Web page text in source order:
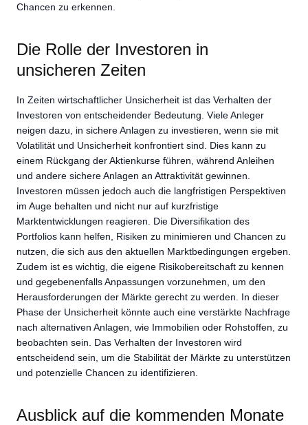
Chancen zu erkennen.
Die Rolle der Investoren in
unsicheren Zeiten
In Zeiten wirtschaftlicher Unsicherheit ist das Verhalten der
Investoren von entscheidender Bedeutung. Viele Anleger
neigen dazu, in sichere Anlagen zu investieren, wenn sie mit
Volatilität und Unsicherheit konfrontiert sind. Dies kann zu
einem Rückgang der Aktienkurse führen, während Anleihen
und andere sichere Anlagen an Attraktivität gewinnen.
Investoren müssen jedoch auch die langfristigen Perspektiven
im Auge behalten und nicht nur auf kurzfristige
Marktentwicklungen reagieren. Die Diversifikation des
Portfolios kann helfen, Risiken zu minimieren und Chancen zu
nutzen, die sich aus den aktuellen Marktbedingungen ergeben.
Zudem ist es wichtig, die eigene Risikobereitschaft zu kennen
und gegebenenfalls Anpassungen vorzunehmen, um den
Herausforderungen der Märkte gerecht zu werden. In dieser
Phase der Unsicherheit könnte auch eine verstärkte Nachfrage
nach alternativen Anlagen, wie Immobilien oder Rohstoffen, zu
beobachten sein. Das Verhalten der Investoren wird
entscheidend sein, um die Stabilität der Märkte zu unterstützen
und potenzielle Chancen zu identifizieren.
Ausblick auf die kommenden Monate